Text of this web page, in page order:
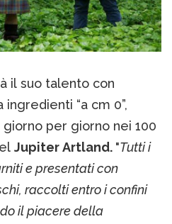
il suo talento con
“a cm 0”,
per giorno nei 100
Jupiter Artland. "Tutti i
e presentati con
raccolti entro i confini
il piacere della